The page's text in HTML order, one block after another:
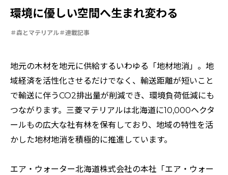
Rycycling
特集：地熱発電への挑戦
MYSTORY
特集：カーボンニュートラルに挑む
resource circulation
Refined lead
カーボンニュートラル
Electrolytic copper
Carbon neutrality
Our Values
資源循環
リサイクル
環境に優しい空間へ生まれ変わる
森とマテリアル 連載記事
地元の木材を地元に供給するいわゆる「地材地消」。地
域経済を活性化させるだけでなく、輸送距離が短いこと
で輸送に伴うCO2排出量が削減でき、環境負荷低減にも
つながります。三菱マテリアルは北海道に10,000ヘクタ
ールもの広大な社有林を保有しており、地域の特性を活
かした地材地消を積極的に推進しています。
エア・ウォーター北海道株式会社の本社「エア・ウォー